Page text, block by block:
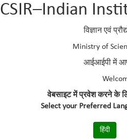
CSIR–Indian
विज्ञान एवं
Ministry of
आईआईपी में
वेबसाइट में प्रवेश करने के
Select your Preferred
हिंदी